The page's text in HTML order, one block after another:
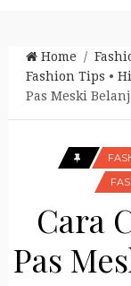
Home /
Fashion Tips •
Pas Meski
Cara
Pas